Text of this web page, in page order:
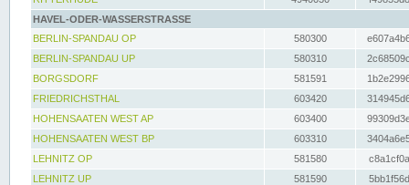
HAVEL-ODER-WASSERSTRASSE
BERLIN-SPANDAU OP
580300
BERLIN-SPANDAU UP
580310
BORGSDORF
581591
FRIEDRICHSTHAL
603420
HOHENSAATEN WEST AP
603400
HOHENSAATEN WEST BP
603310
LEHNITZ OP
581580
LEHNITZ UP
581590